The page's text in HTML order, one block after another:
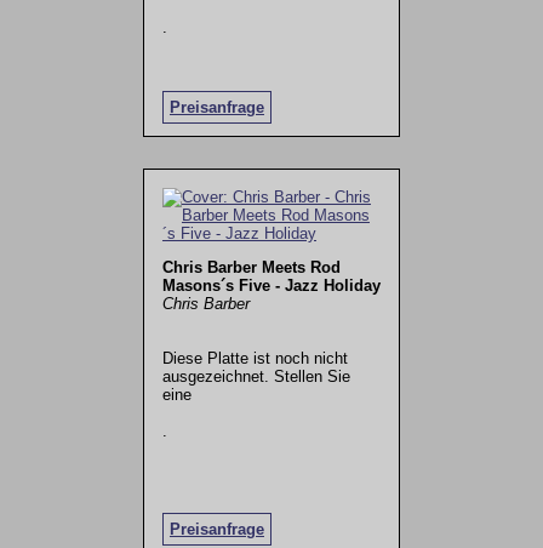
Preisanfrage
Chris Barber Meets Rod
Masons´s Five - Jazz Holiday
Chris Barber
Diese Platte ist noch nicht
ausgezeichnet. Stellen Sie
eine
Preisanfrage